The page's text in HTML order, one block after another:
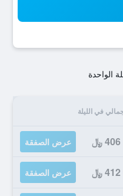
الواحدة
في الليلة
406 ﷼ عرض الصفقة
412 ﷼ عرض الصفقة